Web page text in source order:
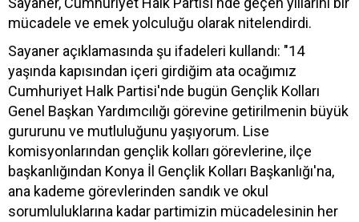
mücadele ve emek yolculuğu olarak nitelendirdi.
Sayaner açıklamasında şu ifadeleri kullandı: "14
yaşında kapısından içeri girdiğim ata ocağımız
Cumhuriyet Halk Partisi'nde bugün Gençlik Kolları
Genel Başkan Yardımcılığı görevine getirilmenin büyük
gururunu ve mutluluğunu yaşıyorum. Lise
komisyonlarından gençlik kolları görevlerine, ilçe
başkanlığından Konya İl Gençlik Kolları Başkanlığı'na,
ana kademe görevlerinden sandık ve okul
sorumluluklarına kadar partimizin mücadelesinin her